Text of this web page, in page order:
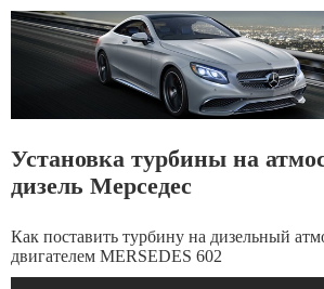
Установка турбины на
дизель Мерседес
Как поставить турбину на дизельный
двигателем MERSEDES 602